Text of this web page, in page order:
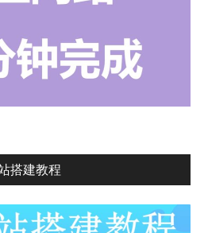
搭建教程